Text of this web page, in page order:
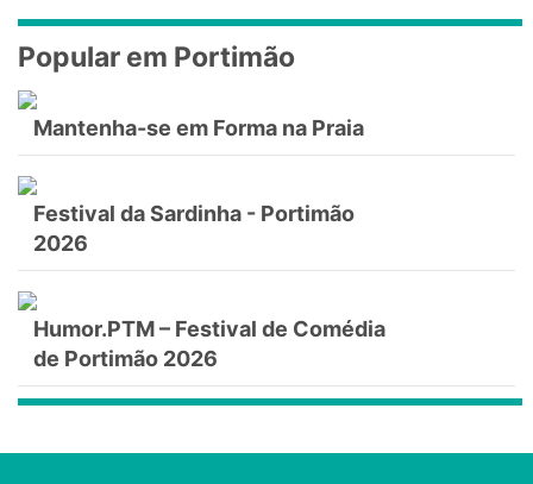
Popular em Portimão
Mantenha-se em Forma na Praia
Festival da Sardinha - Portimão
2026
Humor.PTM – Festival de Comédia
de Portimão 2026